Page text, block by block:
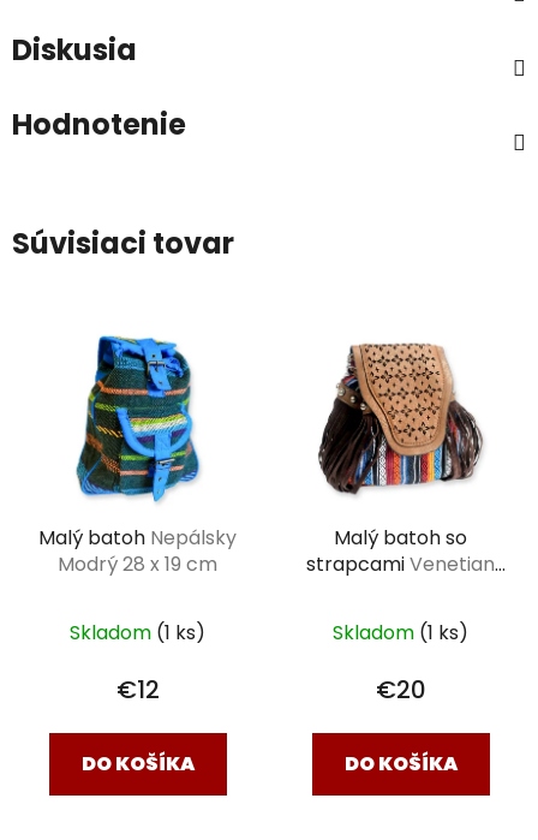
Diskusia
Hodnotenie
Súvisiaci tovar
Malý batoh Nepálsky
Modrý 28 x 19 cm
Skladom (1 ks)
€12
DO KOŠÍKA
Malý batoh so
strapcamiVenetian
Skladom (1 ks)
€20
DO KOŠÍKA